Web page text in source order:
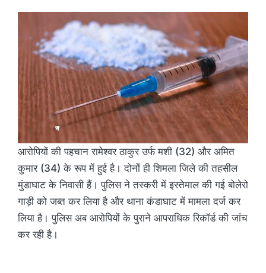
आरोपियों की पहचान रामेश्वर ठाकुर उर्फ मशी (32) और अमित
कुमार (34) के रूप में हुई है। दोनों ही शिमला जिले की तहसील
मुंडाघाट के निवासी हैं। पुलिस ने तस्करी में इस्तेमाल की गई बोलेरो
गाड़ी को जब्त कर लिया है और थाना कंडाघाट में मामला दर्ज कर
लिया है। पुलिस अब आरोपियों के पुराने आपराधिक रिकॉर्ड की जांच
कर रही है।